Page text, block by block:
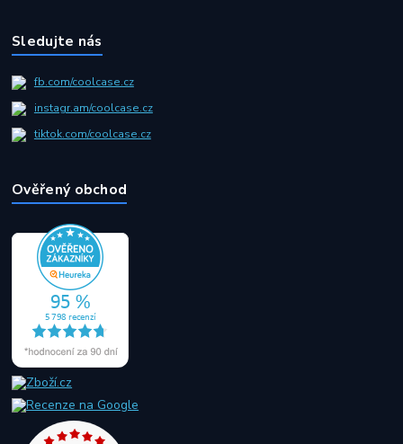
Sledujte nás
fb.com/coolcase.cz
instagr.am/coolcase.cz
tiktok.com/coolcase.cz
Ověřený obchod